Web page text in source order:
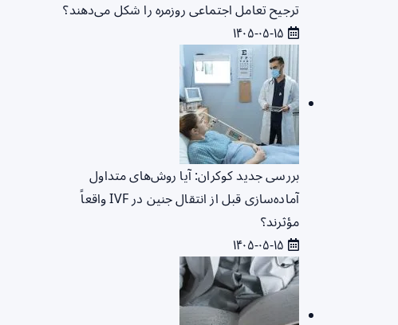
ترجیح تعامل اجتماعی روزمره را شکل می‌دهند؟
بررسی جدید کوکران: آیا روش‌های متداول
آماده‌سازی قبل از انتقال جنین در IVF واقعاً
مؤثرند؟